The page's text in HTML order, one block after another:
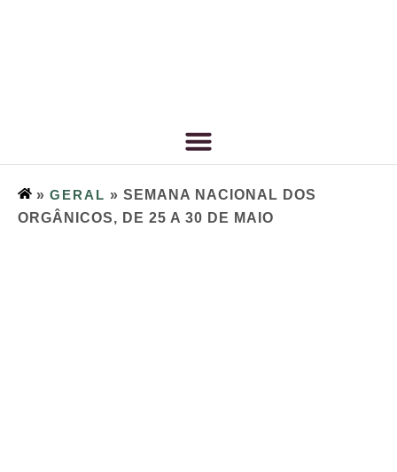
» GERAL » SEMANA NACIONAL DOS
ORGÂNICOS, DE 25 A 30 DE MAIO